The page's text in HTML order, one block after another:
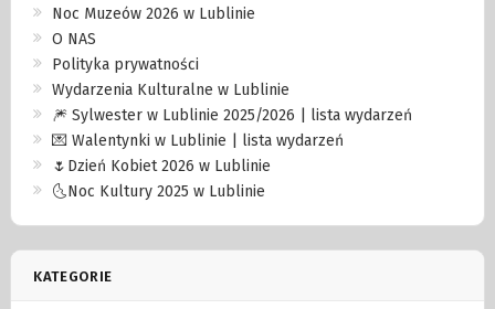
Noc Muzeów 2026 w Lublinie
O NAS
Polityka prywatności
Wydarzenia Kulturalne w Lublinie
🎆 Sylwester w Lublinie 2025/2026 | lista wydarzeń
💌 Walentynki w Lublinie | lista wydarzeń
🌷Dzień Kobiet 2026 w Lublinie
🌜Noc Kultury 2025 w Lublinie
KATEGORIE